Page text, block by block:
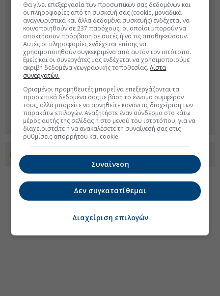
Προσθέστε το euro2day.gr στο Discover
Θα γίνει επεξεργασία των προσωπικών σας δεδομένων και
οι πληροφορίες από τη συσκευή σας (cookie, μοναδικά
αναγνωριστικά και άλλα δεδομένα συσκευής) ενδέχεται να
κοινοποιηθούν σε 237 παρόχους, οι οποίοι μπορούν να
αποκτήσουν πρόσβαση σε αυτές ή να τις αποθηκεύσουν.
Αυτές οι πληροφορίες ενδέχεται επίσης να
χρησιμοποιηθούν συγκεκριμένα από αυτόν τον ιστότοπο.
Εμείς και οι συνεργάτες μας ενδέχεται να χρησιμοποιούμε
ακριβή δεδομένα γεωγραφικής τοποθεσίας.Λίστα
συνεργατών.
Ορισμένοι προμηθευτές μπορεί να επεξεργάζονται τα
προσωπικά δεδομένα σας με βάση το έννομο συμφέρον
τους, αλλά μπορείτε να αρνηθείτε κάνοντας διαχείριση των
παρακάτω επιλογών. Αναζητήστε έναν σύνδεσμο στο κάτω
μέρος αυτής της σελίδας ή στο μενού του ιστοτόπου, για να
διαχειριστείτε ή να ανακαλέσετε τη συναίνεσή σας στις
ρυθμίσεις απορρήτου και cookie.
Συναίνεση
Δεν συγκατατίθεμαι
Διαχείριση επιλογών